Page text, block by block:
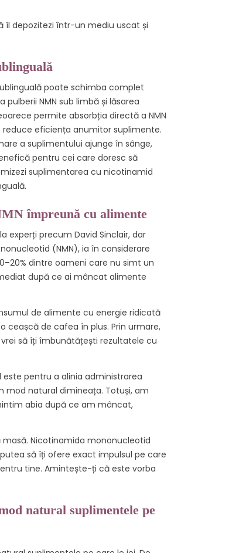
îl depozitezi într-un mediu uscat și
poate schimba complet
NMN sub limbă și lăsarea
permite absorbția directă a NMN
reduce eficiența anumitor suplimente.
a suplimentului ajunge în sânge,
pentru cei care doresc să
suplimentarea cu nicotinamid
împreună cu alimente
experți precum David Sinclair, dar
(NMN), ia în considerare
dintre oameni care nu simt un
după ce ai mâncat alimente
de alimente cu energie ridicată
ceașcă de cafea în plus. Prin urmare,
să îți îmbunătățești rezultatele cu
pentru a alinia administrarea
mod natural dimineața. Totuși, am
abia după ce am mâncat,
masă. Nicotinamida mononucleotid
să îți ofere exact impulsul pe care
tine. Amintește-ți că este vorba
natural suplimentele pe